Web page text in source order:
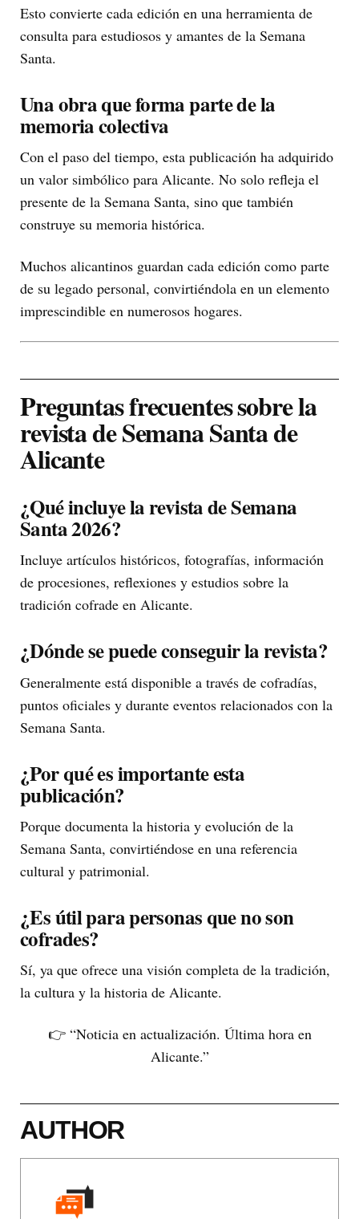
Esto convierte cada edición en una herramienta de
consulta para estudiosos y amantes de la Semana
Santa.
Una obra que forma parte de la
memoria colectiva
Con el paso del tiempo, esta publicación ha adquirido
un valor simbólico para Alicante. No solo refleja el
presente de la Semana Santa, sino que también
construye su memoria histórica.
Muchos alicantinos guardan cada edición como parte
de su legado personal, convirtiéndola en un elemento
imprescindible en numerosos hogares.
Preguntas frecuentes sobre la
revista de Semana Santa de
Alicante
¿Qué incluye la revista de Semana
Santa 2026?
Incluye artículos históricos, fotografías, información
de procesiones, reflexiones y estudios sobre la
tradición cofrade en Alicante.
¿Dónde se puede conseguir la revista?
Generalmente está disponible a través de cofradías,
puntos oficiales y durante eventos relacionados con la
Semana Santa.
¿Por qué es importante esta
publicación?
Porque documenta la historia y evolución de la
Semana Santa, convirtiéndose en una referencia
cultural y patrimonial.
¿Es útil para personas que no son
cofrades?
Sí, ya que ofrece una visión completa de la tradición,
la cultura y la historia de Alicante.
👉 “Noticia en actualización. Última hora en
Alicante.”
AUTHOR